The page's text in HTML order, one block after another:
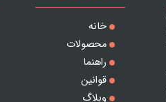
خانه
محصولات
راهنما
قوانین
وبلاگ